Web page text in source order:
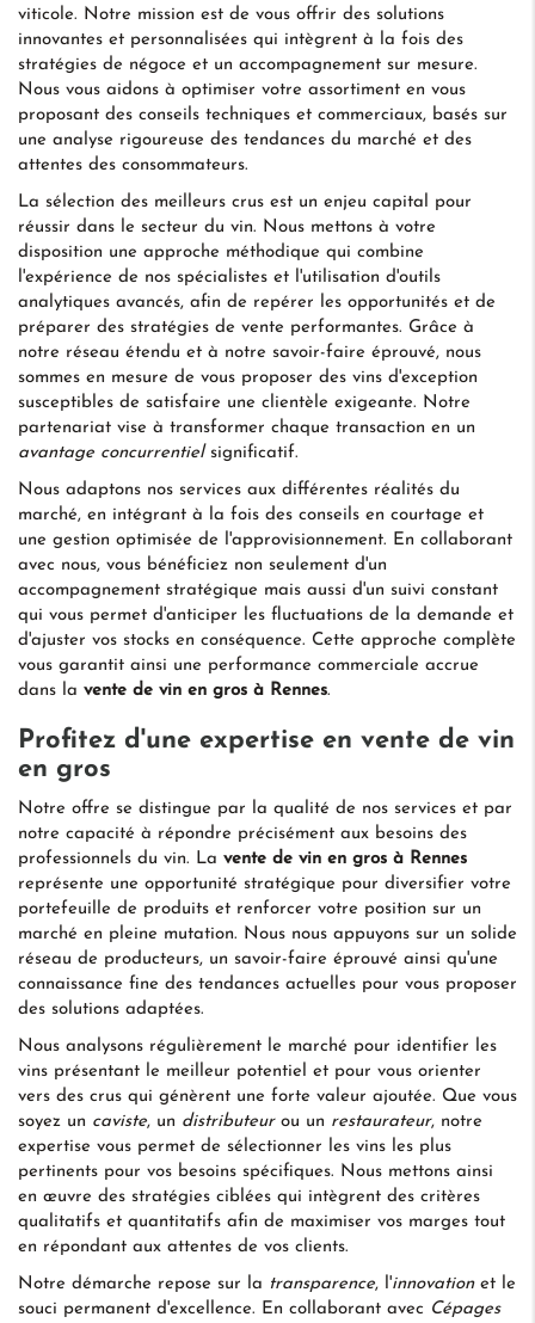
viticole. Notre mission est de vous offrir des solutions
innovantes et personnalisées qui intègrent à la fois des
stratégies de négoce et un accompagnement sur mesure.
Nous vous aidons à optimiser votre assortiment en vous
proposant des conseils techniques et commerciaux, basés sur
une analyse rigoureuse des tendances du marché et des
attentes des consommateurs.
La sélection des meilleurs crus est un enjeu capital pour
réussir dans le secteur du vin. Nous mettons à votre
disposition une approche méthodique qui combine
l'expérience de nos spécialistes et l'utilisation d'outils
analytiques avancés, afin de repérer les opportunités et de
préparer des stratégies de vente performantes. Grâce à
notre réseau étendu et à notre savoir-faire éprouvé, nous
sommes en mesure de vous proposer des vins d'exception
susceptibles de satisfaire une clientèle exigeante. Notre
partenariat vise à transformer chaque transaction en un
avantage concurrentielsignificatif.
Nous adaptons nos services aux différentes réalités du
marché, en intégrant à la fois des conseils en courtage et
une gestion optimisée de l'approvisionnement. En collaborant
avec nous, vous bénéficiez non seulement d'un
accompagnement stratégique mais aussi d'un suivi constant
qui vous permet d'anticiper les fluctuations de la demande et
d'ajuster vos stocks en conséquence. Cette approche complète
vous garantit ainsi une performance commerciale accrue
dans la vente de vin en gros à Rennes.
Profitez d'une expertise en vente de vin
en gros
Notre offre se distingue par la qualité de nos services et par
notre capacité à répondre précisément aux besoins des
professionnels du vin. La vente de vin en gros à Rennes
représente une opportunité stratégique pour diversifier votre
portefeuille de produits et renforcer votre position sur un
marché en pleine mutation. Nous nous appuyons sur un solide
réseau de producteurs, un savoir-faire éprouvé ainsi qu'une
connaissance fine des tendances actuelles pour vous proposer
des solutions adaptées.
Nous analysons régulièrement le marché pour identifier les
vins présentant le meilleur potentiel et pour vous orienter
vers des crus qui génèrent une forte valeur ajoutée. Que vous
soyez un caviste, un distributeurou un restaurateur, notre
expertise vous permet de sélectionner les vins les plus
pertinents pour vos besoins spécifiques. Nous mettons ainsi
en œuvre des stratégies ciblées qui intègrent des critères
qualitatifs et quantitatifs afin de maximiser vos marges tout
en répondant aux attentes de vos clients.
Notre démarche repose sur la transparence, l'innovationet le
souci permanent d'excellence. En collaborant avec Cépages